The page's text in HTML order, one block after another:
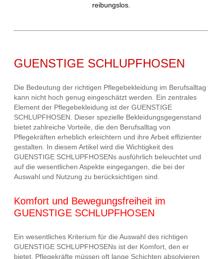
reibungslos.
GUENSTIGE SCHLUPFHOSEN
Die Bedeutung der richtigen Pflegebekleidung im Berufsalltag
kann nicht hoch genug eingeschätzt werden. Ein zentrales
Element der Pflegebekleidung ist der GUENSTIGE
SCHLUPFHOSEN. Dieser spezielle Bekleidungsgegenstand
bietet zahlreiche Vorteile, die den Berufsalltag von
Pflegekräften erheblich erleichtern und ihre Arbeit effizienter
gestalten. In diesem Artikel wird die Wichtigkeit des
GUENSTIGE SCHLUPFHOSENs ausführlich beleuchtet und
auf die wesentlichen Aspekte eingegangen, die bei der
Auswahl und Nutzung zu berücksichtigen sind.
Komfort und Bewegungsfreiheit im
GUENSTIGE SCHLUPFHOSEN
Ein wesentliches Kriterium für die Auswahl des richtigen
GUENSTIGE SCHLUPFHOSENs ist der Komfort, den er
bietet. Pflegekräfte müssen oft lange Schichten absolvieren